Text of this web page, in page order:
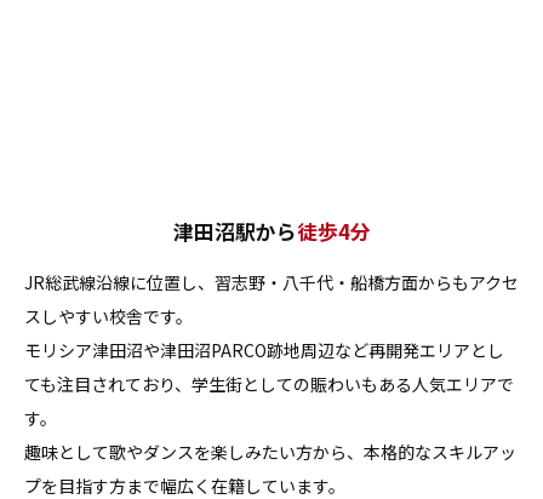
津田沼駅から徒歩4分
JR総武線沿線に位置し、習志野・八千代・船橋方面からもアクセ
スしやすい校舎です。
モリシア津田沼や津田沼PARCO跡地周辺など再開発エリアとし
ても注目されており、学生街としての賑わいもある人気エリアで
す。
趣味として歌やダンスを楽しみたい方から、本格的なスキルアッ
プを目指す方まで幅広く在籍しています。